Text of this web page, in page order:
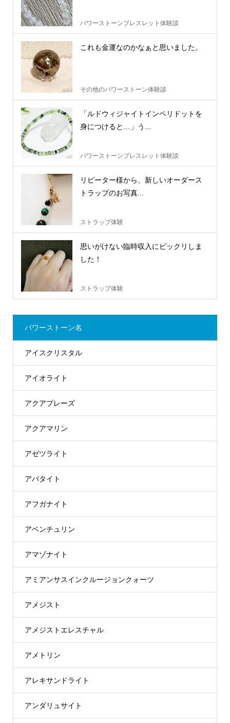
パワーストーンブレスレット体験談
これも金運なのかなぁと思いました。
その他のパワーストーン体験談
「ルドウィジャイトインペリドットを
身につけると…」う...
パワーストーンブレスレット体験談
リピーター様から、新しいオーダース
トラップのお写真...
ストラップ体験
思いがけない臨時収入にビックリしま
した！
ストラップ体験
パワーストーン名
アイスクリスタル
アイオライト
アクアプレーズ
アクアマリン
アゼツライト
アパタイト
アフガナイト
アベンチュリン
アマゾナイト
アミアンサスインクルージョンクォーツ
アメジスト
アメジストエレスチャル
アメトリン
アレキサンドライト
アンダリュサイト